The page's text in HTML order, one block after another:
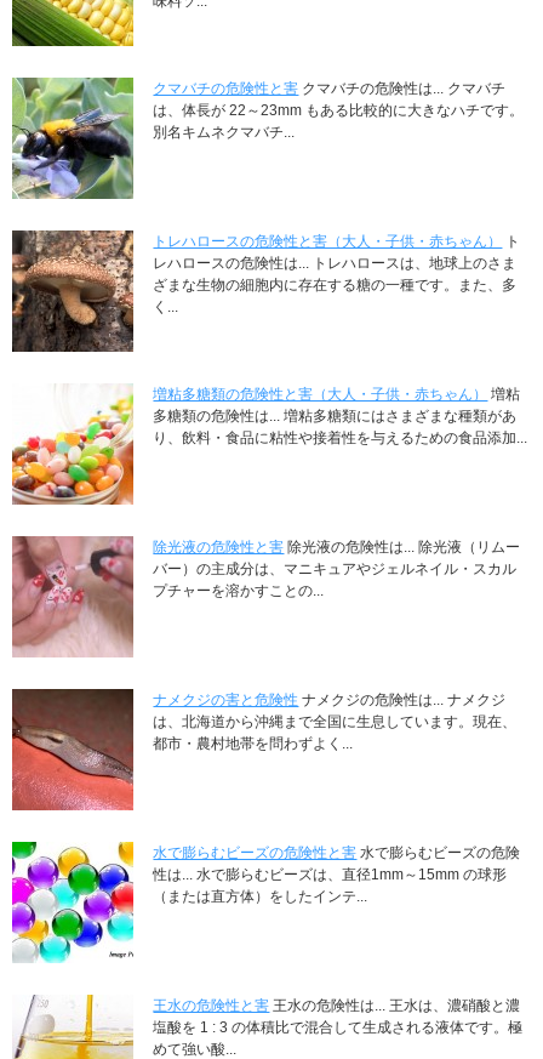
クマバチの危険性と害 クマバチの危険性は... クマバチ
は、体長が 22～23mm もある比較的に大きなハチです。
別名キムネクマバチ...
トレハロースの危険性と害（大人・子供・赤ちゃん）
ト
レハロースの危険性は... トレハロースは、地球上のさま
ざまな生物の細胞内に存在する糖の一種です。また、多
く...
増粘多糖類の危険性と害（大人・子供・赤ちゃん）
増粘
多糖類の危険性は... 増粘多糖類にはさまざまな種類があ
り、飲料・食品に粘性や接着性を与えるための食品添加...
除光液の危険性と害 除光液の危険性は... 除光液（リムー
バー）の主成分は、マニキュアやジェルネイル・スカル
プチャーを溶かすことの...
ナメクジの害と危険性 ナメクジの危険性は... ナメクジ
は、北海道から沖縄まで全国に生息しています。現在、
都市・農村地帯を問わずよく...
水で膨らむビーズの危険性と害 水で膨らむビーズの危険
性は... 水で膨らむビーズは、直径1mm～15mm の球形
（または直方体）をしたインテ...
王水の危険性と害 王水の危険性は... 王水は、濃硝酸と濃
塩酸を 1 : 3 の体積比で混合して生成される液体です。極
めて強い酸...